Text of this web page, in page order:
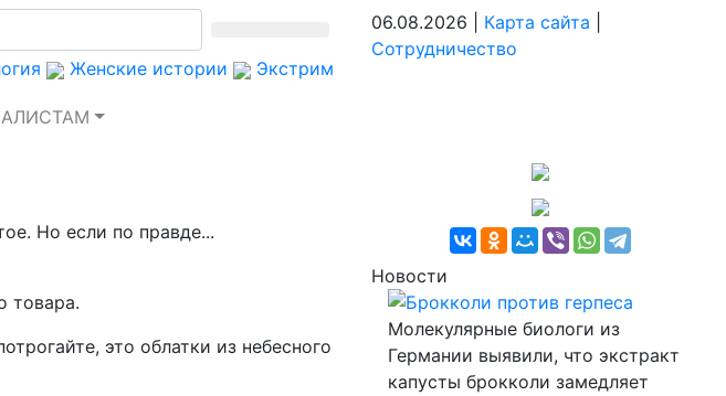
Женские истории Экстрим
06.08.2026 | Карта сайта
Сотрудничество
Но если по правде...
товара.
это облатки из небесного
Новости
Брокколи против герпеса
Молекулярные биологи из
Германии выявили, что экстракт
капусты брокколи замедляет